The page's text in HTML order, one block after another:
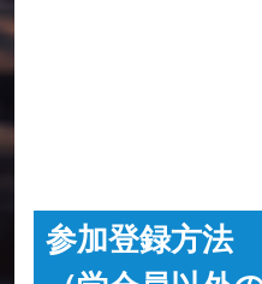
参加登録方法